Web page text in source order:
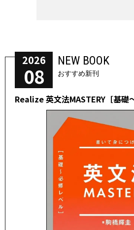
2026
08
NEW BOOK
おすすめ新刊
Realize 英文法MASTERY［基礎